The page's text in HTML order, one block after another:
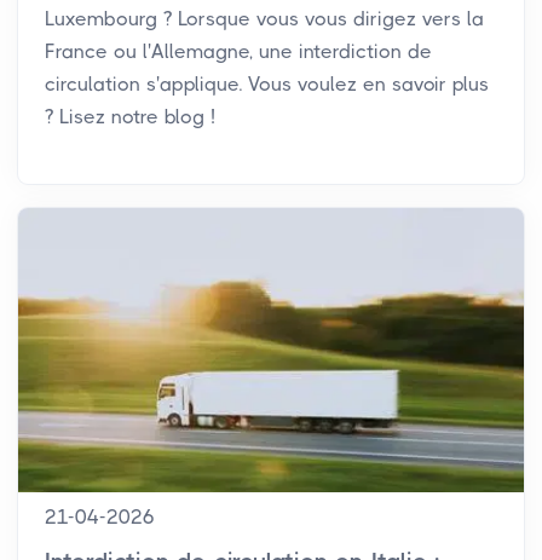
Luxembourg ? Lorsque vous vous dirigez vers la
France ou l'Allemagne, une interdiction de
circulation s'applique. Vous voulez en savoir plus
? Lisez notre blog !
21-04-2026